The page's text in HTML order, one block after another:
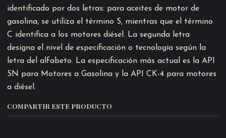
identificado por dos letras: para aceites de motor de
gasolina, se utiliza el término S, mientras que el término
C identifica a los motores diésel. La segunda letra
designa el nivel de especificación o tecnología según la
letra del alfabeto. La especificación más actual es la API
SN para Motores a Gasolina y la API CK-4 para motores
a diésel.
COMPARTIR ESTE PRODUCTO